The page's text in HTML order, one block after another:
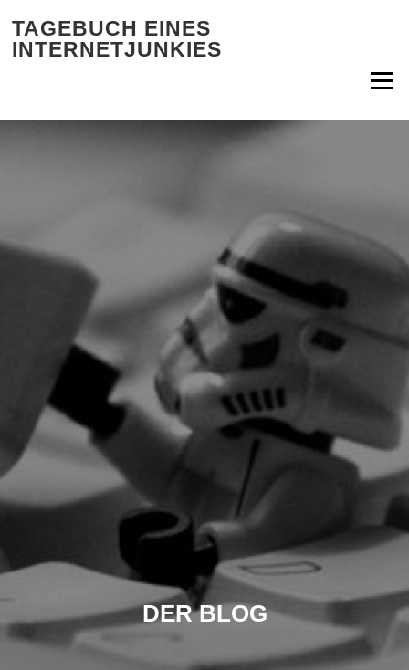
TAGEBUCH EINES
INTERNETJUNKIES
Menü
DER BLOG